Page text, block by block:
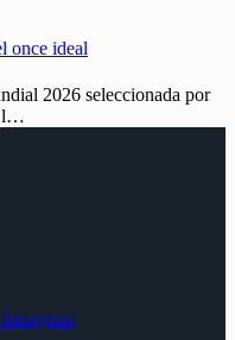
once ideal
2026 seleccionada por
Instagram